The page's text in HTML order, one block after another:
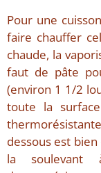
Pour une
faire chauffer
chaude, la
faut de pâte
(environ 1 1/2
toute la
dessous est
la soulevant